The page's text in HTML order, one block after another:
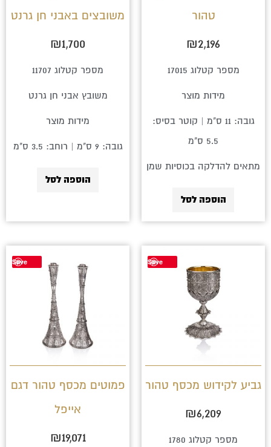
טהור
₪2,196
מספר קטלוג 17015
מידות מוצר
גובה: 11 ס"מ | קוטר בסיס:
5.5 ס"מ
מתאים להדלקה בכוסיות שמן
הוספה לסל
משובצים באבני חן גרנט
₪1,700
מספר קטלוג 11707
משובץ אבני חן גרנט
מידות מוצר
גובה: 9 ס"מ | רוחב: 3.5 ס"מ
הוספה לסל
Save
גביע לקידוש מכסף טהור
₪6,209
מספר קטלוג 1780
Save
פמוטים מכסף טהור דגם
אייפל
₪19,071